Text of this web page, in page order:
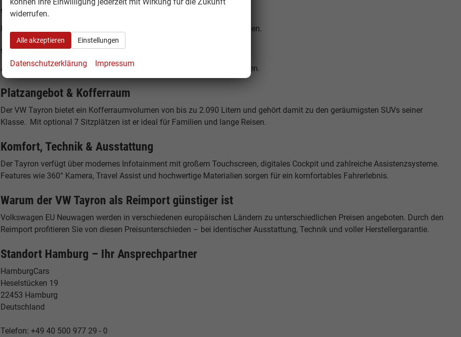
VW Tayron eHybrid
Plug-in-Hybrid mit elektrischer Reichweite und niedrigen Verbrauchswerten.
VW Tayron 4MOTION
Allradversion für maximale Traktion und Sicherheit bei allen Bedingungen.
Platzangebot & Kofferraum
Der VW Tayron bietet ein Kofferraumvolumen von bis zu 2.090 Litern und gehört damit zu den geräumigsten SUVs seiner
Klasse. Mit optional 7 Sitzplätzen ist er ideal für Familien und lange Reisen.
Komfort, Technik & Ausstattung
Der Tayron verfügt über modernes Infotainment mit großem Touchscreen, digitales Cockpit und zahlreiche Assistenzsysteme.
Features wie 360° Kamera, Travel Assist und hochwertige Materialien sorgen für ein komfortables Fahrerlebnis.
Warum der VW Tayron als Reimport günstiger ist
Volkswagen EU Neuwagen werden in verschiedenen europäischen Ländern zu unterschiedlichen Preisen angeboten. Durch den
Reimport profitieren Sie von diesen Preisunterschieden – bei identischer Ausstattung, Technik und voller Herstellergarantie.
Standort Hamburg – Ihr Ansprechpartner
HamburgCars
Heselstücken 19
22453 Hamburg
Deutschland
Telefon: +49 40 500 977 29 - 0
widerrufen.
Alle akzeptieren Einstellungen
Datenschutzerklärung Impressum